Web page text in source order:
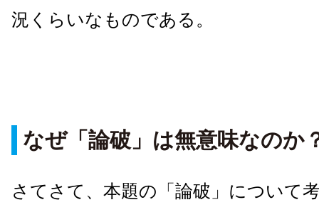
況くらいなものである。
なぜ「論破」は無意味なのか
さてさて、本題の「論破」について